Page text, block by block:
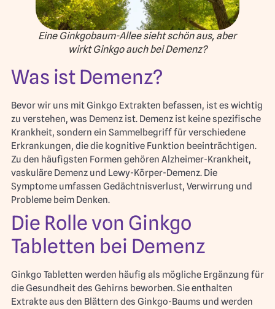
Eine Ginkgobaum-Allee sieht schön aus, aber
wirkt Ginkgo auch bei Demenz?
Was ist Demenz?
Bevor wir uns mit Ginkgo Extrakten befassen, ist es wichtig
zu verstehen, was Demenz ist. Demenz ist keine spezifische
Krankheit, sondern ein Sammelbegriff für verschiedene
Erkrankungen, die die kognitive Funktion beeinträchtigen.
Zu den häufigsten Formen gehören Alzheimer-Krankheit,
vaskuläre Demenz und Lewy-Körper-Demenz. Die
Symptome umfassen Gedächtnisverlust, Verwirrung und
Probleme beim Denken.
Die Rolle von Ginkgo
Tabletten bei Demenz
Ginkgo Tabletten werden häufig als mögliche Ergänzung für
die Gesundheit des Gehirns beworben. Sie enthalten
Extrakte aus den Blättern des Ginkgo-Baums und werden